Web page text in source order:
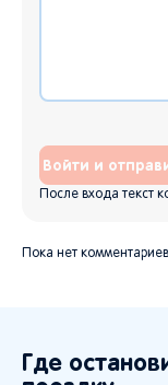
Войти и
После входа текст
Пока нет
Где